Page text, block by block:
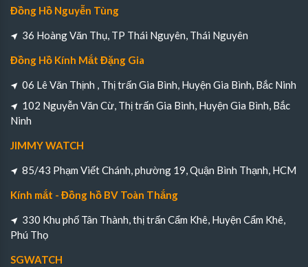
Đồng Hồ Nguyễn Tùng
36 Hoàng Văn Thụ, TP Thái Nguyên, Thái Nguyên
Đồng Hồ Kính Mắt Đặng Gia
06 Lê Văn Thịnh , Thị trấn Gia Bình, Huyện Gia Bình, Bắc Ninh
102 Nguyễn Văn Cừ, Thị trấn Gia Bình, Huyện Gia Bình, Bắc
Ninh
JIMMY WATCH
85/43 Phạm Viết Chánh, phường 19, Quận Bình Thạnh, HCM
Kính mắt - Đồng hồ BV Toàn Thắng
330 Khu phố Tân Thành, thị trấn Cẩm Khê, Huyện Cẩm Khê,
Phú Thọ
SGWATCH